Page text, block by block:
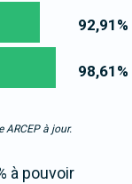
92,91 %
98,61 %
ARCEP à jour.
à pouvoir